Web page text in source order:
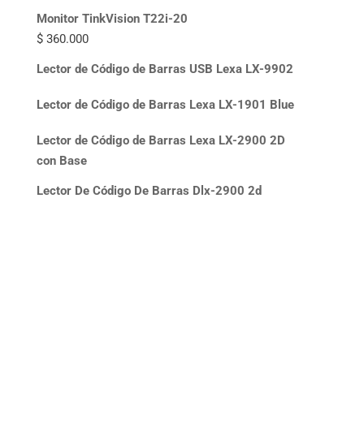
Monitor TinkVision T22i-20
$360.000
Lector de Código de Barras USB Lexa LX-9902
Lector de Código de Barras Lexa LX-1901 Blue
Lector de Código de Barras Lexa LX-2900 2D
con Base
Lector De Código De Barras Dlx-2900 2d